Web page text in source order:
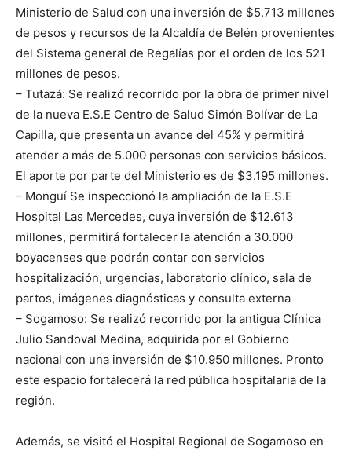
Ministerio de Salud con una inversión de $5.713 millones
de pesos y recursos de la Alcaldía de Belén provenientes
del Sistema general de Regalías por el orden de los 521
millones de pesos.
– Tutazá: Se realizó recorrido por la obra de primer nivel
de la nueva E.S.E Centro de Salud Simón Bolívar de La
Capilla, que presenta un avance del 45% y permitirá
atender a más de 5.000 personas con servicios básicos.
El aporte por parte del Ministerio es de $3.195 millones.
– Monguí Se inspeccionó la ampliación de la E.S.E
Hospital Las Mercedes, cuya inversión de $12.613
millones, permitirá fortalecer la atención a 30.000
boyacenses que podrán contar con servicios
hospitalización, urgencias, laboratorio clínico, sala de
partos, imágenes diagnósticas y consulta externa
– Sogamoso: Se realizó recorrido por la antigua Clínica
Julio Sandoval Medina, adquirida por el Gobierno
nacional con una inversión de $10.950 millones. Pronto
este espacio fortalecerá la red pública hospitalaria de la
región.
Además, se visitó el Hospital Regional de Sogamoso en